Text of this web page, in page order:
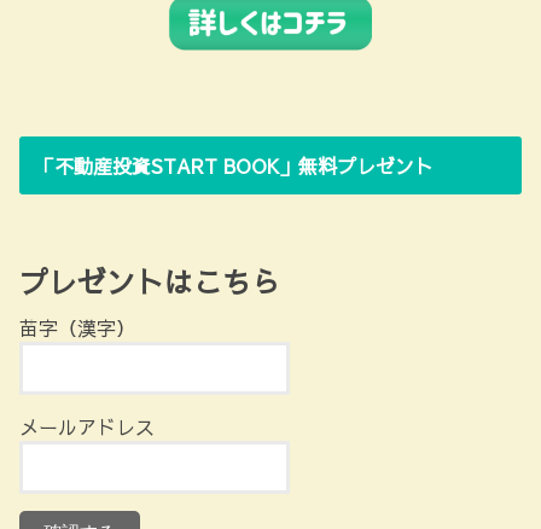
「不動産投資START BOOK」無料プレゼント
プレゼントはこちら
苗字（漢字）
メールアドレス